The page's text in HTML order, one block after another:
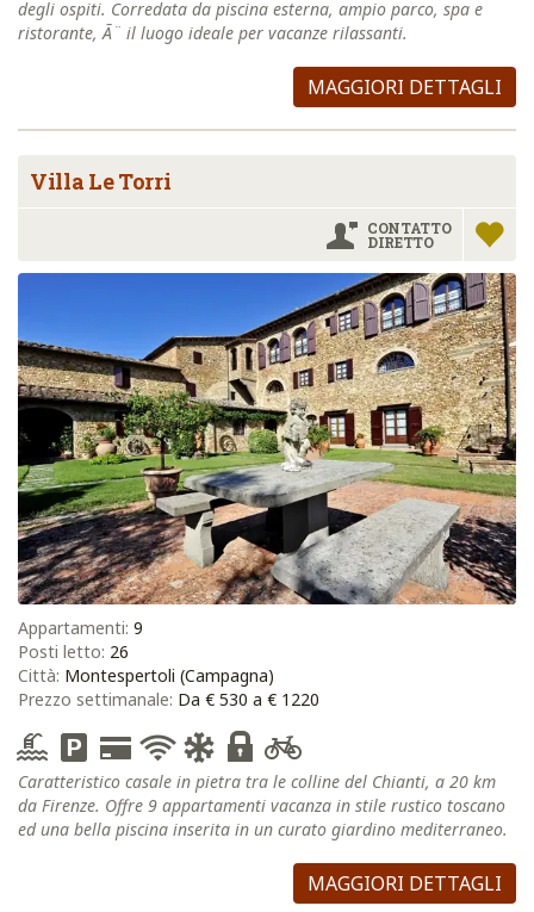
degli ospiti. Corredata da piscina esterna, ampio parco, spa e
ristorante, Ã¨ il luogo ideale per vacanze rilassanti.
MAGGIORI DETTAGLI
Villa Le Torri
CONTATTO
DIRETTO
Appartamenti: 9
Posti letto: 26
Città: Montespertoli (Campagna)
Prezzo settimanale: Da € 530 a € 1220
Caratteristico casale in pietra tra le colline del Chianti, a 20 km
da Firenze. Offre 9 appartamenti vacanza in stile rustico toscano
ed una bella piscina inserita in un curato giardino mediterraneo.
MAGGIORI DETTAGLI